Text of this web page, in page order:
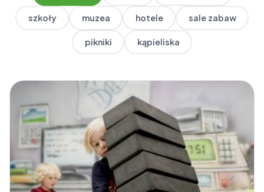
szkoły muzea hotele sale zabaw
pikniki kąpieliska